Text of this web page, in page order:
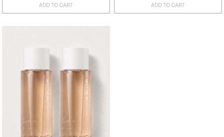
ADD TO CART ADD TO CART